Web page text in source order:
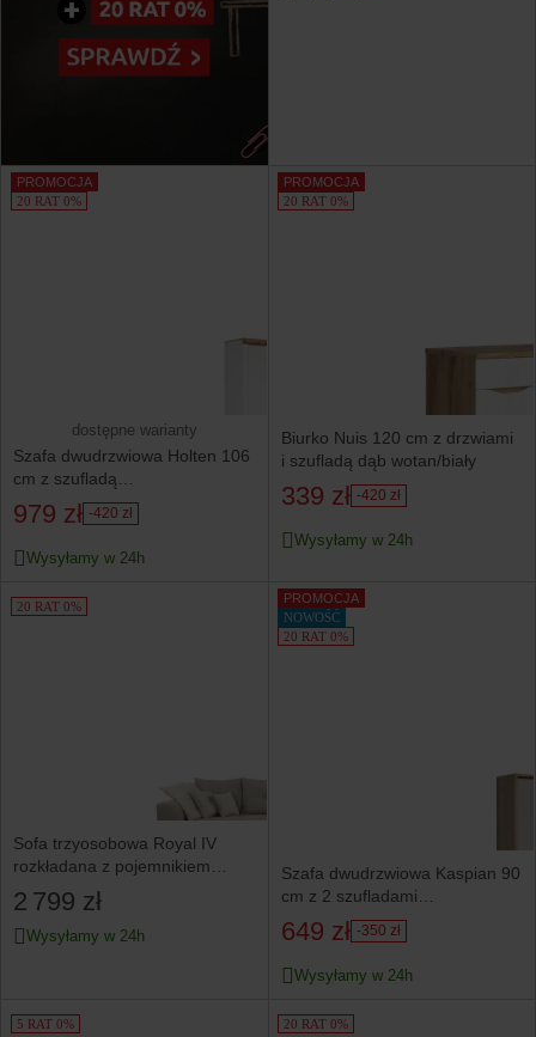
PROMOCJA
20 RAT 0%
dostępne warianty
Szafa dwudrzwiowa Holten 106
cm z szufladą
biały połysk/dąb wotan
979 zł -420 zł
Wysyłamy w 24h
PROMOCJA
20 RAT 0%
Biurko Nuis 120 cm z drzwiami
i szufladą dąb wotan/biały
339 zł -420 zł
Wysyłamy w 24h
20 RAT 0%
Sofa trzyosobowa Royal IV
rozkładana z pojemnikiem
sztruksowa beżowa
2 799 zł
Wysyłamy w 24h
PROMOCJA
NOWOŚĆ
20 RAT 0%
Szafa dwudrzwiowa Kaspian 90
cm z 2 szufladami
dąb mauvella/kaszmir
649 zł -350 zł
Wysyłamy w 24h
5 RAT 0% 20 RAT 0%